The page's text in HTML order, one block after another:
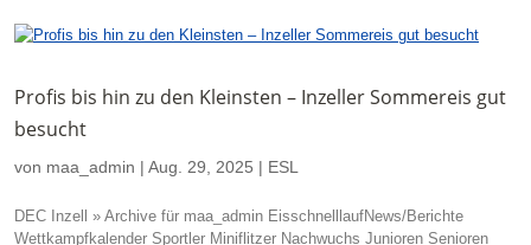
Profis bis hin zu den Kleinsten – Inzeller Sommereis gut
besucht
von maa_admin | Aug. 29, 2025 | ESL
DEC Inzell » Archive für maa_admin EisschnelllaufNews/Berichte
Wettkampfkalender Sportler Miniflitzer Nachwuchs Junioren Senioren